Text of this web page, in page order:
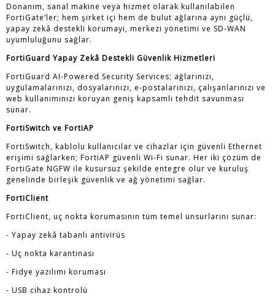
Donanım, sanal makine veya hizmet olarak kullanılabilen
FortiGate’ler; hem şirket içi hem de bulut ağlarına aynı güçlü,
yapay zekâ destekli korumayı, merkezi yönetimi ve SD-WAN
uyumluluğunu sağlar.
FortiGuard Yapay Zekâ Destekli Güvenlik Hizmetleri
FortiGuard AI-Powered Security Services; ağlarınızı,
uygulamalarınızı, dosyalarınızı, e-postalarınızı, çalışanlarınızı ve
web kullanımınızı koruyan geniş kapsamlı tehdit savunması
sunar.
FortiSwitch ve FortiAP
FortiSwitch, kablolu kullanıcılar ve cihazlar için güvenli Ethernet
erişimi sağlarken; FortiAP güvenli Wi-Fi sunar. Her iki çözüm de
FortiGate NGFW ile kusursuz şekilde entegre olur ve kuruluş
genelinde birleşik güvenlik ve ağ yönetimi sağlar.
FortiClient
FortiClient, uç nokta korumasının tüm temel unsurlarını sunar:
- Yapay zekâ tabanlı antivirüs
- Uç nokta karantinası
- Fidye yazılımı koruması
- USB cihaz kontrolü